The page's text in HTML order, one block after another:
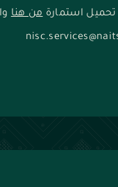
استمارةمن هنا